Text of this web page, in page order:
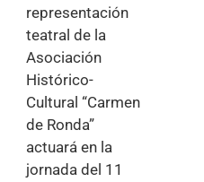
representación
teatral de la
Asociación
Histórico-
Cultural “Carmen
de Ronda”
actuará en la
jornada del 11